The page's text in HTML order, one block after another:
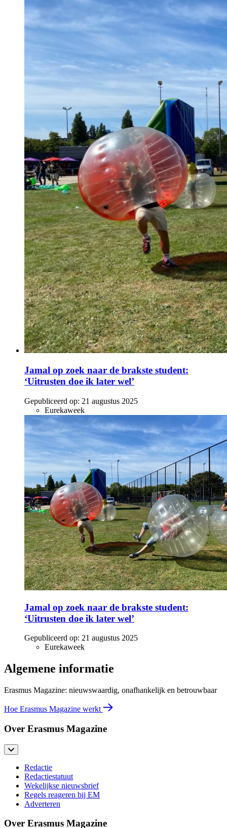
Jamal op zoek naar de brakste student:
‘Uitrusten doe ik later wel’
Gepubliceerd op: 21 augustus 2025
Eurekaweek
Jamal op zoek naar de brakste student:
‘Uitrusten doe ik later wel’
Gepubliceerd op: 21 augustus 2025
Eurekaweek
Algemene informatie
Erasmus Magazine: nieuwswaardig, onafhankelijk en betrouwbaar
Hoe Erasmus Magazine werkt
Over Erasmus Magazine
Redactie
Redactiestatuut
Wekelijkse nieuwsbrief
Regels reageren bij EM
Adverteren
Over Erasmus Magazine